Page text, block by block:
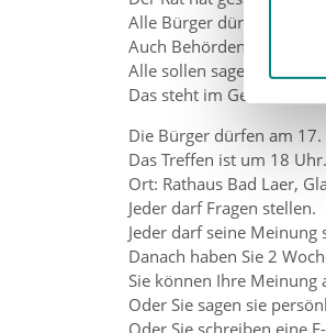
Alle Bürger dürfen
Auch Behörden und
Alle sollen sagen, was sie
Das steht im Gesetz.
Die Bürger dürfen am
Das Treffen ist um 18 Uhr.
Ort: Rathaus Bad Laer,
Jeder darf Fragen stellen.
Jeder darf seine Meinung
Danach haben Sie 2
Sie können Ihre Meinung
Oder Sie sagen sie